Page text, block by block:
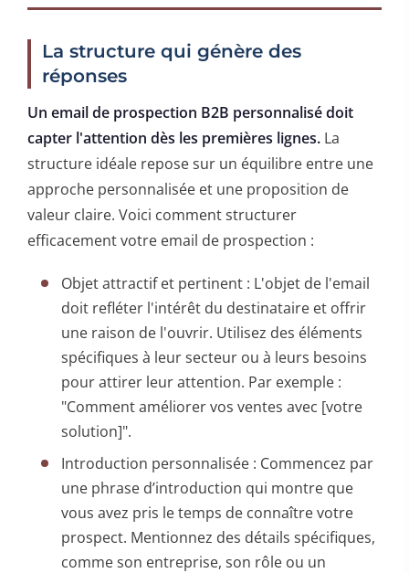
La structure qui génère des
réponses
Un email de prospection B2B personnalisé doit
capter l'attention dès les premières lignes. La
structure idéale repose sur un équilibre entre une
approche personnalisée et une proposition de
valeur claire. Voici comment structurer
efficacement votre email de prospection :
Objet attractif et pertinent : L'objet de l'email
doit refléter l'intérêt du destinataire et offrir
une raison de l'ouvrir. Utilisez des éléments
spécifiques à leur secteur ou à leurs besoins
pour attirer leur attention. Par exemple :
"Comment améliorer vos ventes avec [votre
solution]".
Introduction personnalisée : Commencez par
une phrase d’introduction qui montre que
vous avez pris le temps de connaître votre
prospect. Mentionnez des détails spécifiques,
comme son entreprise, son rôle ou un